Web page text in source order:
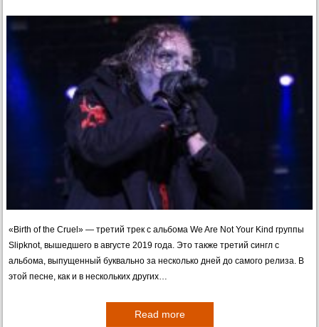
«Birth of the Cruel» — третий трек с альбома We Are Not Your Kind группы
Slipknot, вышедшего в августе 2019 года. Это также третий сингл с
альбома, выпущенный буквально за несколько дней до самого релиза. В
этой песне, как и в нескольких других…
Read more